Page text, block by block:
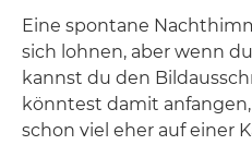
Eine spontane
sich lohnen, aber wenn
kannst du den
könntest damit
schon viel eher auf einer